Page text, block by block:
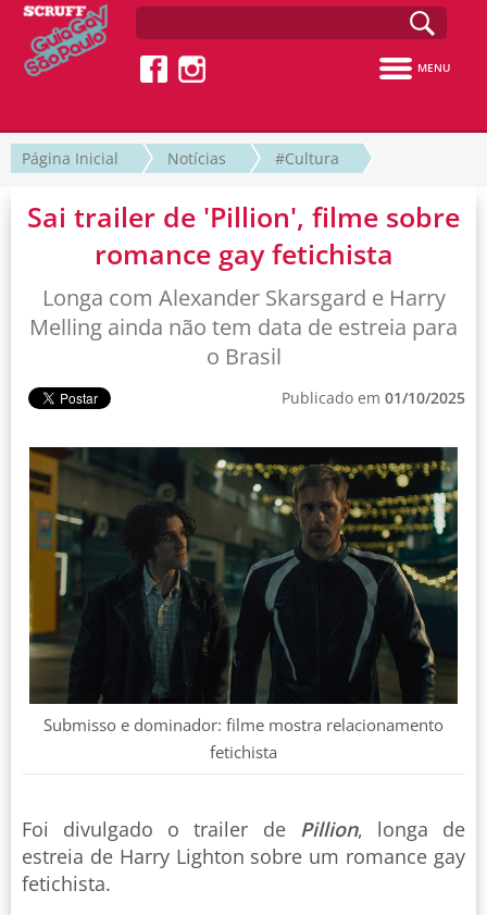
MENU
Página Inicial Notícias #Cultura
Sai trailer de 'Pillion', filme sobre
romance gay fetichista
Longa com Alexander Skarsgard e Harry
Melling ainda não tem data de estreia para
o Brasil
Publicado em 01/10/2025
Submisso e dominador: filme mostra relacionamento
fetichista
Foi divulgado o trailer de Pillion, longa de
estreia de Harry Lighton sobre um romance gay
fetichista.